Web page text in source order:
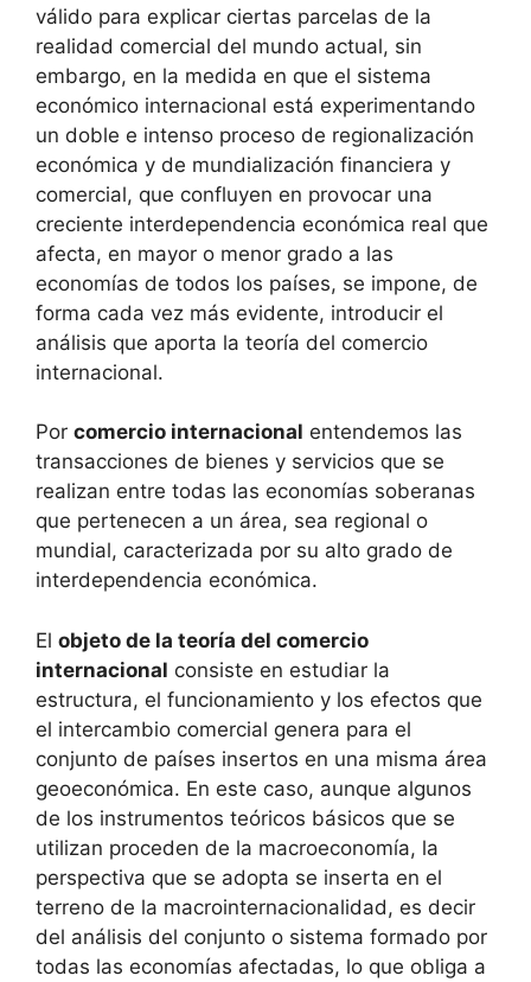
válido para explicar ciertas parcelas de la
realidad comercial del mundo actual, sin
embargo, en la medida en que el sistema
económico internacional está experimentando
un doble e intenso proceso de regionalización
económica y de mundialización financiera y
comercial, que confluyen en provocar una
creciente interdependencia económica real que
afecta, en mayor o menor grado a las
economías de todos los países, se impone, de
forma cada vez más evidente, introducir el
análisis que aporta la teoría del comercio
internacional.
Por comercio internacional entendemos las
transacciones de bienes y servicios que se
realizan entre todas las economías soberanas
que pertenecen a un área, sea regional o
mundial, caracterizada por su alto grado de
interdependencia económica.
El objeto de la teoría del comercio
internacional consiste en estudiar la
estructura, el funcionamiento y los efectos que
el intercambio comercial genera para el
conjunto de países insertos en una misma área
geoeconómica. En este caso, aunque algunos
de los instrumentos teóricos básicos que se
utilizan proceden de la macroeconomía, la
perspectiva que se adopta se inserta en el
terreno de la macrointernacionalidad, es decir
del análisis del conjunto o sistema formado por
todas las economías afectadas, lo que obliga a